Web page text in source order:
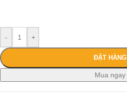
- +
ĐẶT HÀNG
Mua ngay